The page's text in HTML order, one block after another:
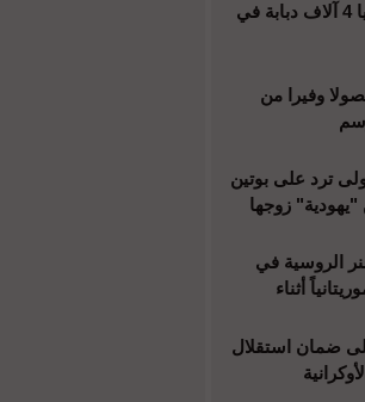
هل خسرت روسيا 4 آلاف دبابة في
وفيرا من
ترد على بوتين
زوجها
الروسية في
تحتجز 21 موريتانياً أثناء
ضمان استقلال